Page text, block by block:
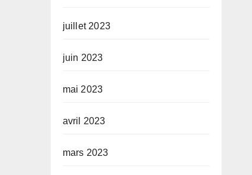
juillet 2023
juin 2023
mai 2023
avril 2023
mars 2023